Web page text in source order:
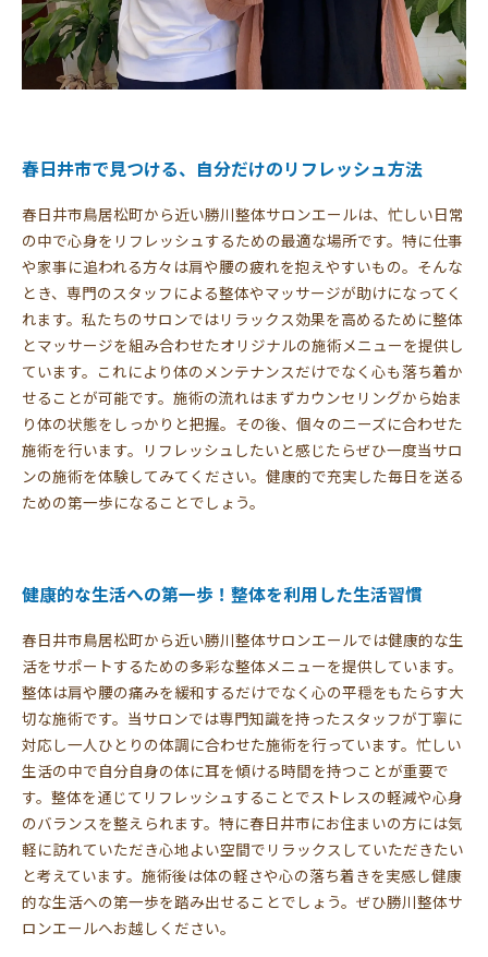
春日井市で見つける、自分だけのリフレッシュ方法
春日井市鳥居松町から近い勝川整体サロンエールは、忙しい日常
の中で心身をリフレッシュするための最適な場所です。特に仕事
や家事に追われる方々は肩や腰の疲れを抱えやすいもの。そんな
とき、専門のスタッフによる整体やマッサージが助けになってく
れます。私たちのサロンではリラックス効果を高めるために整体
とマッサージを組み合わせたオリジナルの施術メニューを提供し
ています。これにより体のメンテナンスだけでなく心も落ち着か
せることが可能です。施術の流れはまずカウンセリングから始ま
り体の状態をしっかりと把握。その後、個々のニーズに合わせた
施術を行います。リフレッシュしたいと感じたらぜひ一度当サロ
ンの施術を体験してみてください。健康的で充実した毎日を送る
ための第一歩になることでしょう。
健康的な生活への第一歩！整体を利用した生活習慣
春日井市鳥居松町から近い勝川整体サロンエールでは健康的な生
活をサポートするための多彩な整体メニューを提供しています。
整体は肩や腰の痛みを緩和するだけでなく心の平穏をもたらす大
切な施術です。当サロンでは専門知識を持ったスタッフが丁寧に
対応し一人ひとりの体調に合わせた施術を行っています。忙しい
生活の中で自分自身の体に耳を傾ける時間を持つことが重要で
す。整体を通じてリフレッシュすることでストレスの軽減や心身
のバランスを整えられます。特に春日井市にお住まいの方には気
軽に訪れていただき心地よい空間でリラックスしていただきたい
と考えています。施術後は体の軽さや心の落ち着きを実感し健康
的な生活への第一歩を踏み出せることでしょう。ぜひ勝川整体サ
ロンエールへお越しください。